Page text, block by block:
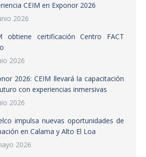
CEIM en Exponor 2026
2026
obtiene certificación Centro FACT
2026
2026: CEIM llevará la capacitación
con experiencias inmersivas
2026
impulsa nuevas oportunidades de
en Calama y Alto El Loa
2026